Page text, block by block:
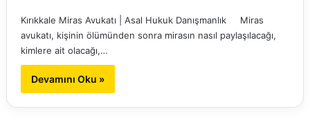
Kırıkkale Miras Avukatı | Asal Hukuk Danışmanlık Miras
avukatı, kişinin ölümünden sonra mirasın nasıl paylaşılacağı,
kimlere ait olacağı,…
Devamını Oku »